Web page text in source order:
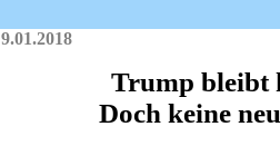
9.01.2018
Trump bleibt
Doch keine